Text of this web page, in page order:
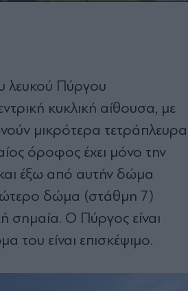
λευκού Πύργου
κυκλική αίθουσα, με
μικρότερα τετράπλευρα
όροφος έχει μόνο την
έξω από αυτήν δώμα
δώμα (στάθμη 7)
σημαία. Ο Πύργος είναι
του είναι επισκέψιμο.